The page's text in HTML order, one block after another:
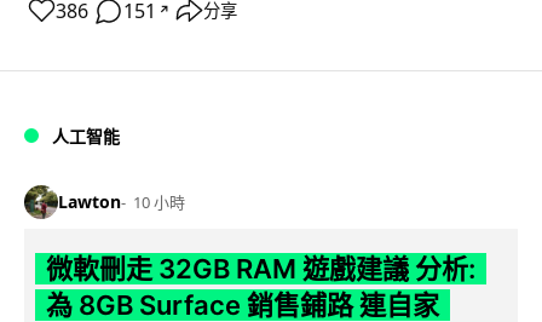
386 151 ↗ 分享
人工智能
Lawton 10 小時
微軟刪走 32GB RAM 遊戲建議 分析:
為 8GB Surface 銷售鋪路 連自家